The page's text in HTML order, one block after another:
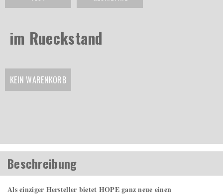
im Rueckstand
KEIN WARENKORB
Beschreibung
Als einziger Hersteller bietet HOPE ganz neue einen